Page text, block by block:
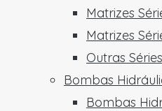
Matrizes
Matrizes
Outras
Bombas
Bombas